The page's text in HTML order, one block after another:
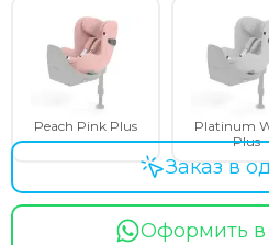
Peach Pink Plus
Platinum
Plus
Оформить
Заказ в